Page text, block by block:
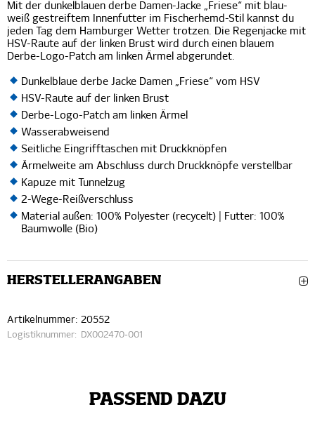
Mit der dunkelblauen derbe Damen-Jacke „Friese“ mit blau-
weiß gestreiftem Innenfutter im Fischerhemd-Stil kannst du
jeden Tag dem Hamburger Wetter trotzen. Die Regenjacke mit
HSV-Raute auf der linken Brust wird durch einen blauem
Derbe-Logo-Patch am linken Ärmel abgerundet.
Dunkelblaue derbe Jacke Damen „Friese“ vom HSV
HSV-Raute auf der linken Brust
Derbe-Logo-Patch am linken Ärmel
Wasserabweisend
Seitliche Eingrifftaschen mit Druckknöpfen
Ärmelweite am Abschluss durch Druckknöpfe verstellbar
Kapuze mit Tunnelzug
2-Wege-Reißverschluss
Material außen: 100% Polyester (recycelt) | Futter: 100%
Baumwolle (Bio)
HERSTELLERANGABEN
Artikelnummer: 20552
Logistiknummer: DX002470-001
PASSEND DAZU